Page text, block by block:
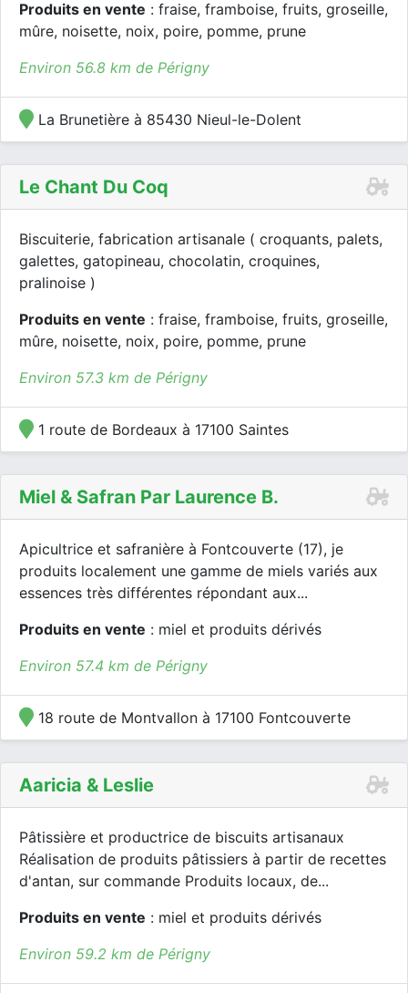
Produits en vente : fraise, framboise, fruits, groseille,
mûre, noisette, noix, poire, pomme, prune
Environ 56.8 km de Périgny
La Brunetière à 85430 Nieul-le-Dolent
Le Chant Du Coq
Biscuiterie, fabrication artisanale ( croquants, palets,
galettes, gatopineau, chocolatin, croquines,
pralinoise )
Produits en vente : fraise, framboise, fruits, groseille,
mûre, noisette, noix, poire, pomme, prune
Environ 57.3 km de Périgny
1 route de Bordeaux à 17100 Saintes
Miel & Safran Par Laurence B.
Apicultrice et safranière à Fontcouverte (17), je
produits localement une gamme de miels variés aux
essences très différentes répondant aux...
Produits en vente : miel et produits dérivés
Environ 57.4 km de Périgny
18 route de Montvallon à 17100 Fontcouverte
Aaricia & Leslie
Pâtissière et productrice de biscuits artisanaux
Réalisation de produits pâtissiers à partir de recettes
d'antan, sur commande Produits locaux, de...
Produits en vente : miel et produits dérivés
Environ 59.2 km de Périgny